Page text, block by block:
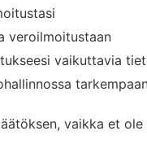
veroilmoitustaan
vaikuttavia
vaikka et